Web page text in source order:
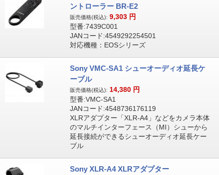
ントローラー BR-E2
販売価格(税込): 9,303 円
型番:7439C001
JANコード:4549292254501
対応機種：EOSシリーズ
Sony VMC-SA1 シューオーディオ延長ケ
ーブル
販売価格(税込): 14,380 円
型番:VMC-SA1
JANコード:4548736176119
XLRアダプター「XLR-A4」などをカメラ本体
のマルチインターフェース（MI）シューから
延長接続ができるシューオーディオ延長ケー
ブル
Sony XLR-A4 XLRアダプター